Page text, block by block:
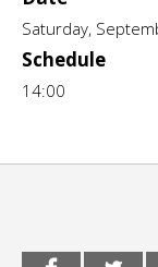
CCE en el
Exposiciones
Formación
Saturday,
Schedule
14:00